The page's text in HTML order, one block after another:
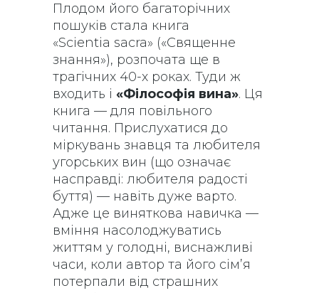
Плодом його багаторічних
пошуків стала книга
«Scientia sacra» («Священне
знання»), розпочата ще в
трагічних 40-х роках. Туди ж
входить і «Філософія вина». Ця
книга — для повільного
читання. Прислухатися до
міркувань знавця та любителя
угорських вин (що означає
насправді: любителя радості
буття) — навіть дуже варто.
Адже це виняткова навичка —
вміння насолоджуватись
життям у голодні, виснажливі
часи, коли автор та його сім’я
потерпали від страшних